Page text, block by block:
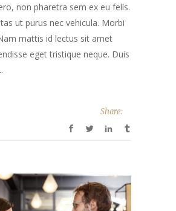
non pharetra sem ex eu felis.
ut purus nec vehicula. Morbi
mattis id lectus sit amet
eget tristique neque. Duis
Share: